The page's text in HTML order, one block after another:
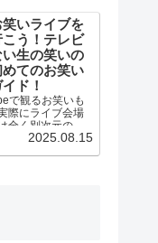
笑いライブを
う！テレビ
生の笑いの
てのお笑い
ド！
で観るお笑いも
際にライブ会場
全く別次元の体
一度現地に足を
2025.08.15